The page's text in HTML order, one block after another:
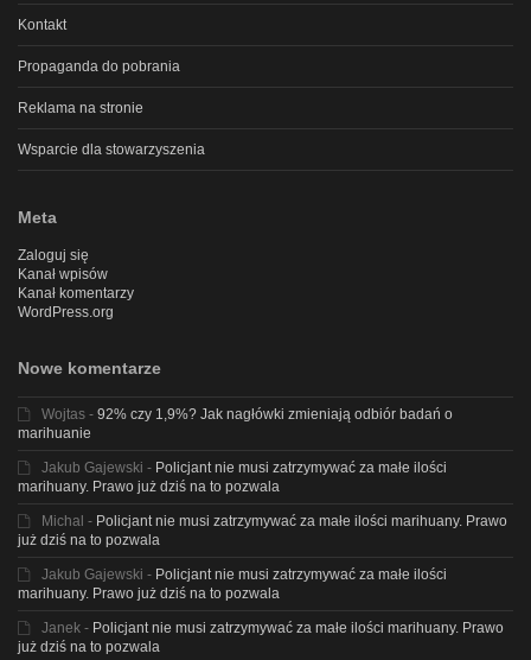
Kontakt
Propaganda do pobrania
Reklama na stronie
Wsparcie dla stowarzyszenia
Meta
Zaloguj się
Kanał wpisów
Kanał komentarzy
WordPress.org
Nowe komentarze
Wojtas - 92% czy 1,9%? Jak nagłówki zmieniają odbiór badań o
marihuanie
Jakub Gajewski - Policjant nie musi zatrzymywać za małe ilości
marihuany. Prawo już dziś na to pozwala
Michal - Policjant nie musi zatrzymywać za małe ilości marihuany. Prawo
już dziś na to pozwala
Jakub Gajewski - Policjant nie musi zatrzymywać za małe ilości
marihuany. Prawo już dziś na to pozwala
Janek - Policjant nie musi zatrzymywać za małe ilości marihuany. Prawo
już dziś na to pozwala